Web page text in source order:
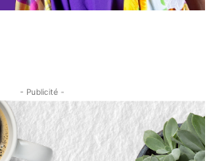
- Publicité -